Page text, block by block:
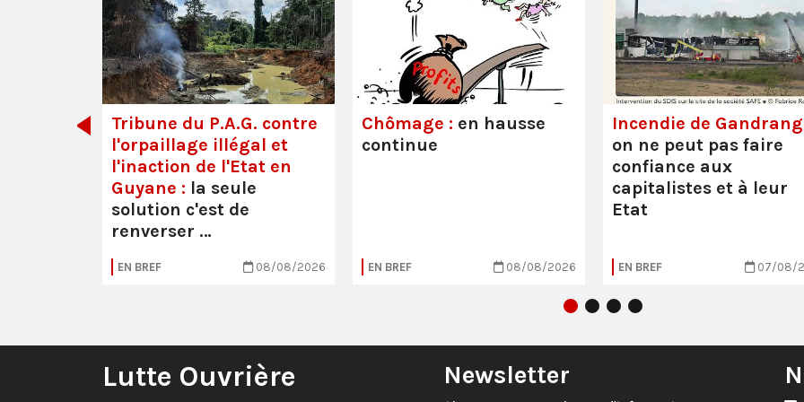
Tribune du P.A.G. contre
l'orpaillage illégal et
l'inaction de l'Etat en
Guyane : la seule
solution c'est de
renverser …
EN BREF 08/08/2026
Chômage : en hausse
continue
EN BREF 08/08/2026
Incendie de
on ne peut pas faire
confiance aux
capitalistes et à leur
Etat
EN BREF 07/08/
Lutte Ouvrière Newsletter